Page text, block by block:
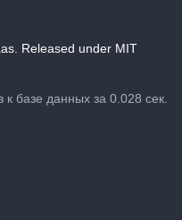
Released under MIT
к базе данных за 0.028 сек.